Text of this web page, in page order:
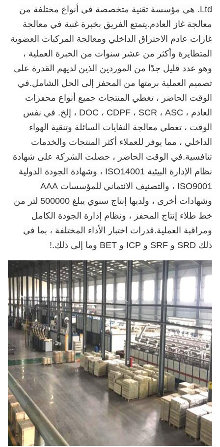
Ltd. هي مؤسسة تقنية متخصصة في أنواع مختلفة من
معالجة غاز العادم.يتمتع الفريق بخبرة غنية في معالجة
غازات عادم الاحتراق الداخلي ومعالجة المركبات العضوية
المتطايرة وأكثر من عشر سنوات من الخبرة العملية ،
وهو عدد قليل جدًا من الموردين الذين لديهم القدرة على
تصميم العملية برمتها من المحفز إلى الحل الشامل.في
الوقت الحاضر ، تغطي المنتجات جميع أنواع محفزات
العادم ، DOC ، CDPF ، SCR ، ASC ، إلخ. في نفس
الوقت ، تغطي معالجة النفايات السائلة وتنقية الهواء
الداخلي ، مما يوفر للعملاء أكثر المنتجات والخدمات
تنافسية.في الوقت الحاضر ، حصلت الشركة على شهادة
نظام الإدارة البيئية ISO14001 ، وشهادة الجودة الدولية
ISO9001 ، والتصنيف الائتماني للمؤسسات AAA
وشهادات أخرى ، ولديها إنتاج سنوي يبلغ 500000 لتر من
خط طلاء إنتاج المحفز ، ونظام إدارة الجودة الكامل
ومراقبة العملية.قدرات اختبار الأداء المختلفة ، بما في
ذلك SRD و SRF و ICP و BET وما إلى ذلك.
!